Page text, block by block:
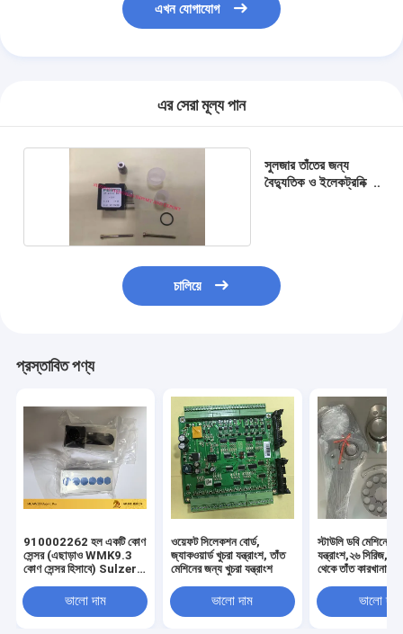
এখন যোগাযোগ
এর সেরা মূল্য পান
সুলজার তাঁতের জন্য
বৈদ্যুতিক ও ইলেকট্রনিক্স
চালিয়ে
প্রস্তাবিত পণ্য
910002262 হল একটি কোণ
সেন্সর (এছাড়াও WMK9.3
কোণ সেন্সর হিসাবে) Sulzer
ব্যবহৃত।
ভালো দাম
ওয়েফট সিলেকশন বোর্ড,
জ্যাকওয়ার্ড খুচরা যন্ত্রাংশ, তাঁত
মেশিনের জন্য খুচরা যন্ত্রাংশ
ভালো দাম
স্টাউলি ডবি মেশিনের
যন্ত্রাংশ,২৬
থেকে তাঁত কারখানার
ভালো দাম